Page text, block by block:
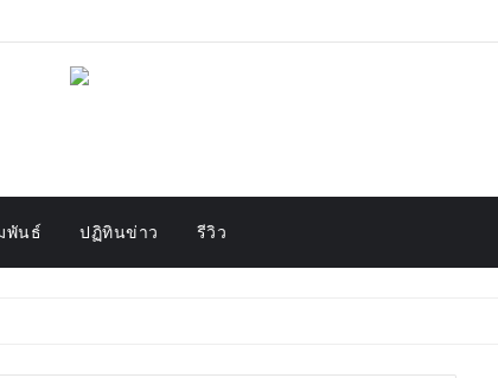
พันธ์ ปฏิทินข่าว รีวิว